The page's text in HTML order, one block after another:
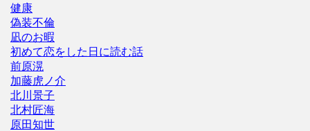
健康
偽装不倫
凪のお暇
初めて恋をした日に読む話
前原滉
加藤虎ノ介
北川景子
北村匠海
原田知世